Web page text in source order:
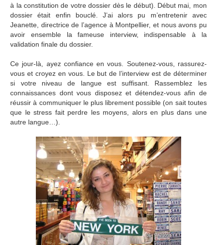
à la constitution de votre dossier dès le début). Début mai, mon
dossier était enfin bouclé. J’ai alors pu m’entretenir avec
Jeanette, directrice de l’agence à Montpellier, et nous avons pu
avoir ensemble la fameuse interview, indispensable à la
validation finale du dossier.
Ce jour-là, ayez confiance en vous. Soutenez-vous, rassurez-
vous et croyez en vous. Le but de l’interview est de déterminer
si votre niveau de langue est suffisant. Rassemblez les
connaissances dont vous disposez et détendez-vous afin de
réussir à communiquer le plus librement possible (on sait toutes
que le stress fait perdre les moyens, alors en plus dans une
autre langue…).